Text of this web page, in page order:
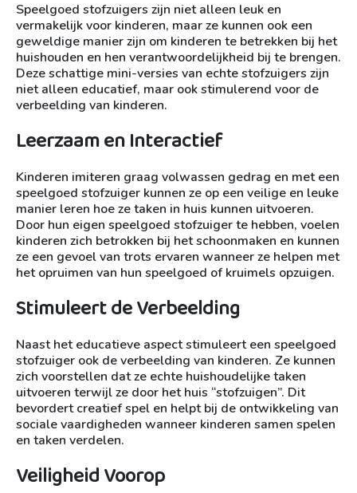
Speelgoed stofzuigers zijn niet alleen leuk en
vermakelijk voor kinderen, maar ze kunnen ook een
geweldige manier zijn om kinderen te betrekken bij het
huishouden en hen verantwoordelijkheid bij te brengen.
Deze schattige mini-versies van echte stofzuigers zijn
niet alleen educatief, maar ook stimulerend voor de
verbeelding van kinderen.
Leerzaam en Interactief
Kinderen imiteren graag volwassen gedrag en met een
speelgoed stofzuiger kunnen ze op een veilige en leuke
manier leren hoe ze taken in huis kunnen uitvoeren.
Door hun eigen speelgoed stofzuiger te hebben, voelen
kinderen zich betrokken bij het schoonmaken en kunnen
ze een gevoel van trots ervaren wanneer ze helpen met
het opruimen van hun speelgoed of kruimels opzuigen.
Stimuleert de Verbeelding
Naast het educatieve aspect stimuleert een speelgoed
stofzuiger ook de verbeelding van kinderen. Ze kunnen
zich voorstellen dat ze echte huishoudelijke taken
uitvoeren terwijl ze door het huis “stofzuigen”. Dit
bevordert creatief spel en helpt bij de ontwikkeling van
sociale vaardigheden wanneer kinderen samen spelen
en taken verdelen.
Veiligheid Voorop